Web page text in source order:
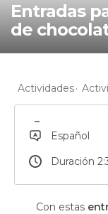
Entradas para Charlie y la fábrica
de
Actividades
Español
Duración
Con estas